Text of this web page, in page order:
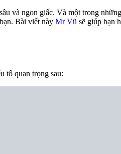
và ngon giấc. Và một trong
Bài viết này Mr Vũ sẽ giúp bạn
tố quan trọng sau: